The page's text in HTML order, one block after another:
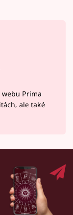
Prima
ale také